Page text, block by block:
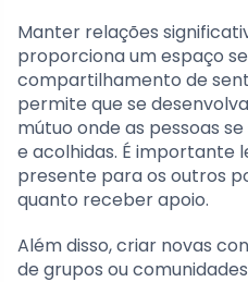
Manter relações
proporciona um espaço
compartilhamento de
permite que se
mútuo onde as pessoas
e acolhidas. É importante
presente para os outros
quanto receber apoio.
Além disso, criar novas
de grupos ou